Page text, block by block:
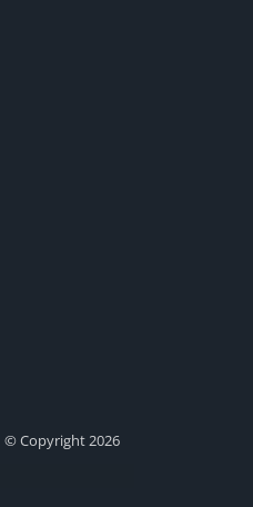
© Copyright 2026